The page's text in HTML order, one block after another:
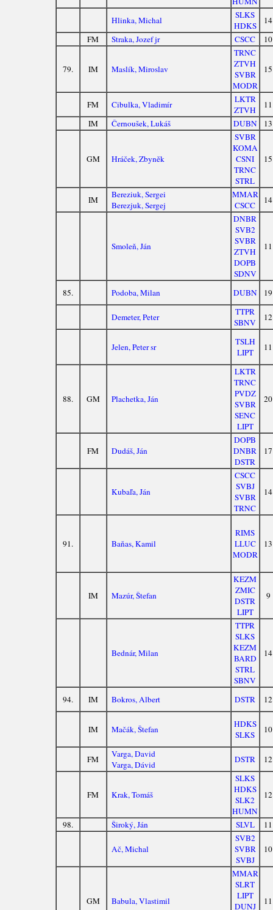
Hlinka, Michal
SLKS
HDKS
14
FM
Straka, Jozef jr CSCC 10
79. IM Maslík, Miroslav
TRNC
ZTVH
SVBR
MODR
15
FM Cibulka, Vladimír
LKTR
ZTVH
11
IM
Černoušek, Lukáš DUBN 13
GM Hráček, Zbyněk
SVBR
KOMA
CSNI
TRNC
STRL
15
IM
Bereziuk, Sergei
Berezjuk, Sergej
MMAR
CSCC
14
Smoleň, Ján
DNBR
SVB2
SVBR
ZTVH
DOPB
SDNV
11
85. Podoba, Milan DUBN 19
Demeter, Peter
TTPR
SBNV
12
Jelen, Peter sr
TSLH
LIPT
11
88. GM Plachetka, Ján
LKTR
TRNC
PVDZ
SVBR
SENC
LIPT
20
FM Dudáš, Ján
DOPB
DNBR
DSTR
17
Kubaľa, Ján
CSCC
SVBJ
SVBR
TRNC
14
91. Baňas, Kamil
RIMS
LLUC
MODR
13
IM Mazúr, Štefan
KEZM
ZMIC
DSTR
LIPT
9
Bednár, Milan
TTPR
SLKS
KEZM
BARD
STRL
SBNV
14
94. IM Bokros, Albert DSTR 12
IM Mačák, Štefan
HDKS
SLKS
10
FM
Varga, David
Varga, Dávid
DSTR 12
FM Krak, Tomáš
SLKS
HDKS
SLK2
HUMN
12
98. Široký, Ján SLVL 11
Ač, Michal
SVB2
SVBR
SVBJ
10
GM Babula, Vlastimil
MMAR
SLRT
LIPT
DUNJ
11